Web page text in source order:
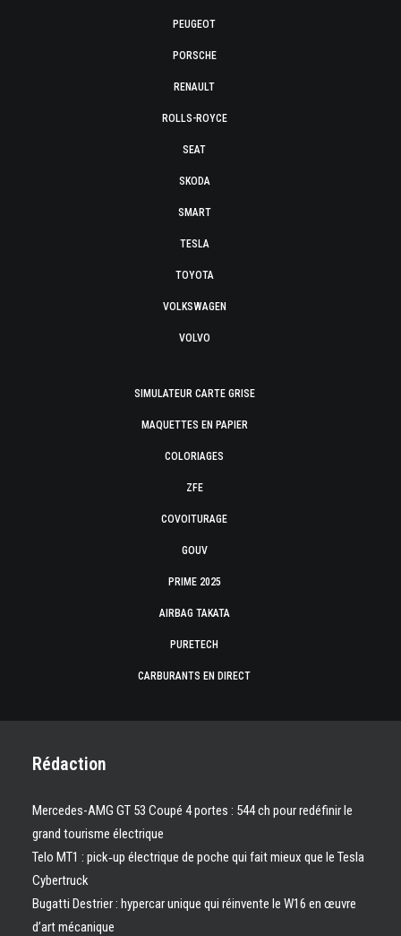
PEUGEOT
PORSCHE
RENAULT
ROLLS-ROYCE
SEAT
SKODA
SMART
TESLA
TOYOTA
VOLKSWAGEN
VOLVO
SIMULATEUR CARTE GRISE
MAQUETTES EN PAPIER
COLORIAGES
ZFE
COVOITURAGE
GOUV
PRIME 2025
AIRBAG TAKATA
PURETECH
CARBURANTS EN DIRECT
Rédaction
Mercedes-AMG GT 53 Coupé 4 portes : 544 ch pour redéfinir le
grand tourisme électrique
Telo MT1 : pick‑up électrique de poche qui fait mieux que le Tesla
Cybertruck
Bugatti Destrier : hypercar unique qui réinvente le W16 en œuvre
d’art mécanique